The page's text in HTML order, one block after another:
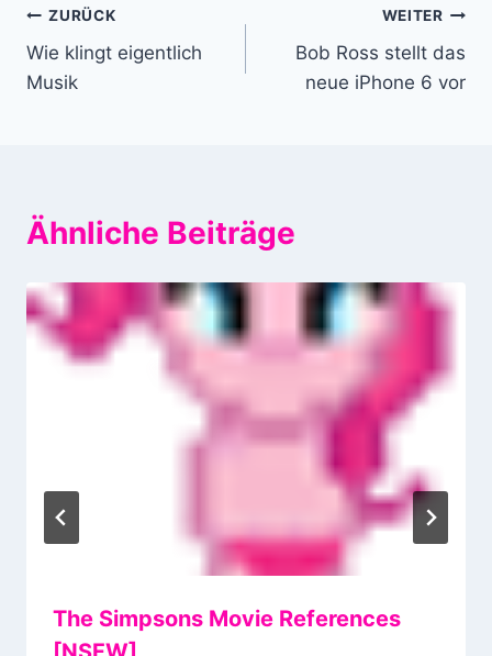
Beitragsnavigation
ZURÜCK
Wie klingt eigentlich
Musik
WEITER
Bob Ross stellt das
neue iPhone 6 vor
Ähnliche Beiträge
The Simpsons Movie References